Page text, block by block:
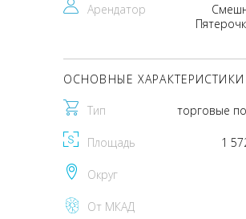
Арендатор
ОСНОВНЫЕ ХАРАКТЕРИСТИКИ
Тип торговые
Площадь 1
Округ
От МКАД